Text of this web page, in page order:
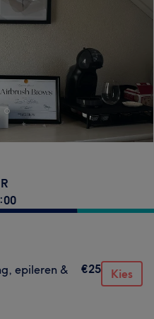
epileren &
€25 Kies